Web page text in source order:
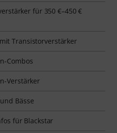
für 350 €–450 €
Transistorverstärker
Combos
Verstärker
Bässe
für Blackstar